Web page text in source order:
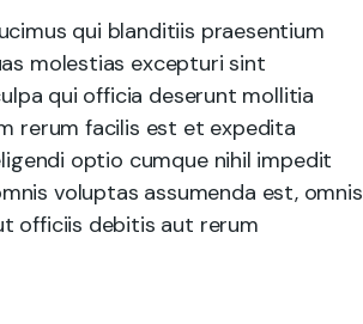
qui blanditiis praesentium
molestias excepturi sint
qui officia deserunt mollitia
rerum facilis est et expedita
optio cumque nihil impedit
voluptas assumenda est, omnis
officiis debitis aut rerum